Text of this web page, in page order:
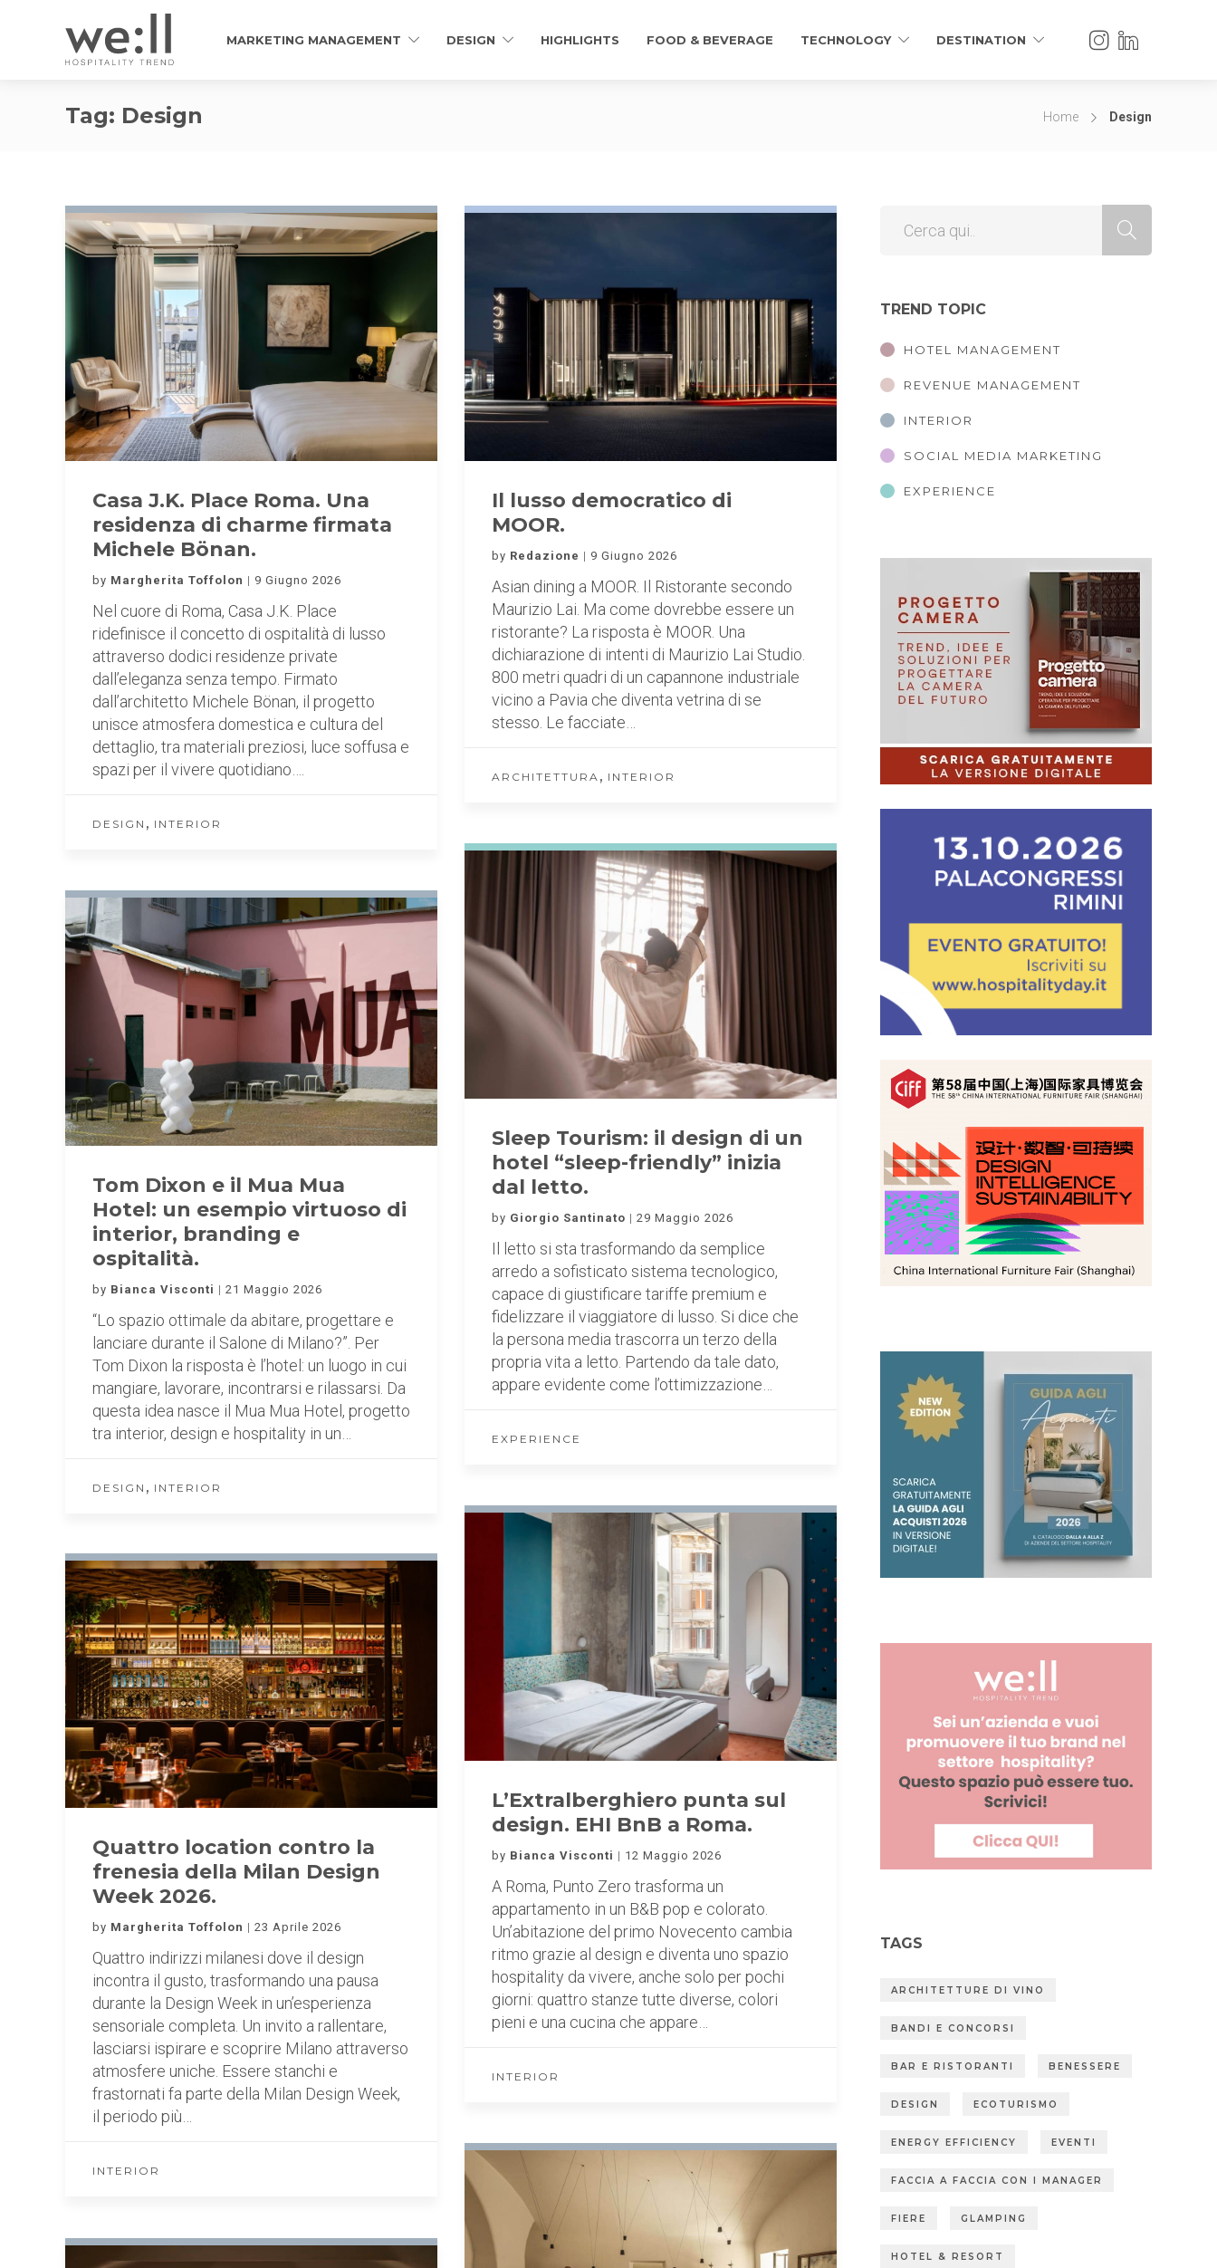
MARKETING MANAGEMENT DESIGN HIGHLIGHTS FOOD & BEVERAGE TECHNOLOGY DESTINATION
Tag: Design Home Design
Casa J.K. Place Roma. Una
residenza di charme firmata
Michele Bönan.
by Margherita Toffolon 9 Giugno 2026
Nel cuore di Roma, Casa J.K. Place
ridefinisce il concetto di ospitalità di lusso
attraverso dodici residenze private
dall’eleganza senza tempo. Firmato
dall’architetto Michele Bönan, il progetto
unisce atmosfera domestica e cultura del
dettaglio, tra materiali preziosi, luce soffusa e
spazi per il vivere quotidiano….
DESIGN , INTERIOR
Il lusso democratico di
MOOR.
by Redazione 9 Giugno 2026
Asian dining a MOOR. Il Ristorante secondo
Maurizio Lai. Ma come dovrebbe essere un
ristorante? La risposta è MOOR. Una
dichiarazione di intenti di Maurizio Lai Studio.
800 metri quadri di un capannone industriale
vicino a Pavia che diventa vetrina di se
stesso. Le facciate…
ARCHITETTURA , INTERIOR
Sleep Tourism: il design di un
hotel “sleep-friendly” inizia
dal letto.
by Giorgio Santinato 29 Maggio 2026
Il letto si sta trasformando da semplice
arredo a sofisticato sistema tecnologico,
capace di giustificare tariffe premium e
fidelizzare il viaggiatore di lusso. Si dice che
la persona media trascorra un terzo della
propria vita a letto. Partendo da tale dato,
appare evidente come l’ottimizzazione…
EXPERIENCE
Tom Dixon e il Mua Mua
Hotel: un esempio virtuoso di
interior, branding e
ospitalità.
by Bianca Visconti 21 Maggio 2026
“Lo spazio ottimale da abitare, progettare e
lanciare durante il Salone di Milano?”. Per
Tom Dixon la risposta è l’hotel: un luogo in cui
mangiare, lavorare, incontrarsi e rilassarsi. Da
questa idea nasce il Mua Mua Hotel, progetto
tra interior, design e hospitality in un…
DESIGN , INTERIOR
L’Extralberghiero punta sul
design. EHI BnB a Roma.
by Bianca Visconti 12 Maggio 2026
A Roma, Punto Zero trasforma un
appartamento in un B&B pop e colorato.
Un’abitazione del primo Novecento cambia
ritmo grazie al design e diventa uno spazio
hospitality da vivere, anche solo per pochi
giorni: quattro stanze tutte diverse, colori
pieni e una cucina che appare…
INTERIOR
Quattro location contro la
frenesia della Milan Design
Week 2026.
by Margherita Toffolon 23 Aprile 2026
Quattro indirizzi milanesi dove il design
incontra il gusto, trasformando una pausa
durante la Design Week in un’esperienza
sensoriale completa. Un invito a rallentare,
lasciarsi ispirare e scoprire Milano attraverso
atmosfere uniche. Essere stanchi e
frastornati fa parte della Milan Design Week,
il periodo più…
INTERIOR
TREND TOPIC
HOTEL MANAGEMENT
REVENUE MANAGEMENT
INTERIOR
SOCIAL MEDIA MARKETING
EXPERIENCE
TAGS
ARCHITETTURE DI VINO
BANDI E CONCORSI
BAR E RISTORANTI BENESSERE
DESIGN ECOTURISMO
ENERGY EFFICIENCY EVENTI
FACCIA A FACCIA CON I MANAGER
FIERE GLAMPING
HOTEL & RESORT